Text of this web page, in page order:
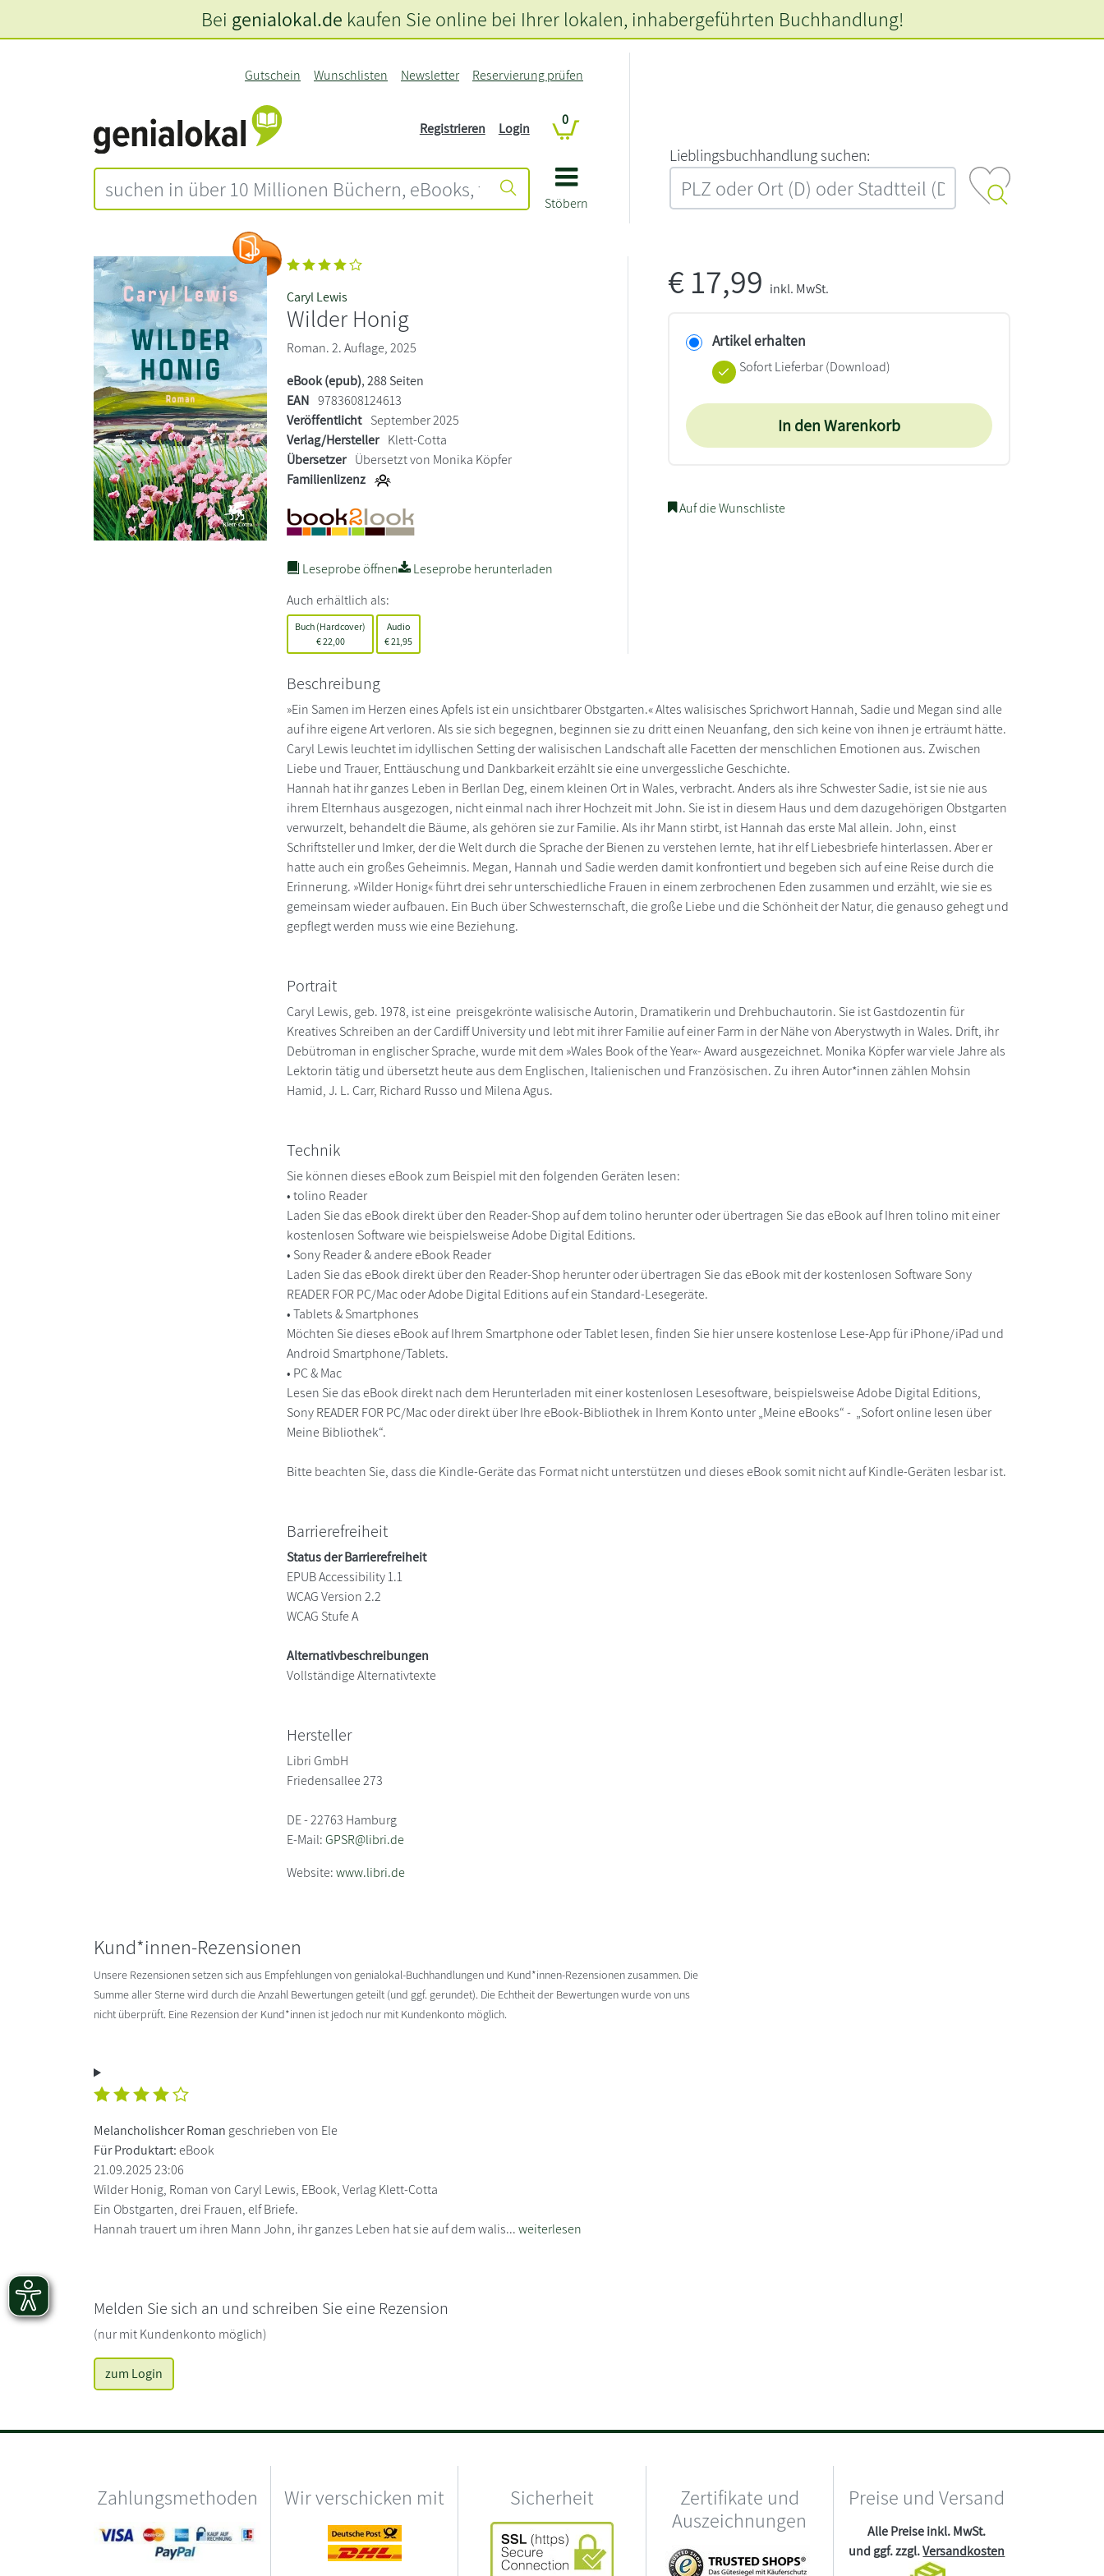
Stöbern
Gutschein Wunschlisten Newsletter Reservierung prüfen
Registrieren Login
0
L‍i‍e‍b‍l‍i‍n‍g‍s‍b‍u‍c‍h‍h‍a‍n‍d‍l‍u‍n‍g‍ ‍s‍u‍c‍h‍e‍n‍:‍
Bei genialokal.de kaufen Sie online bei Ihrer lokalen, inhabergeführten Buchhandlung!
Caryl Lewis
Wilder Honig
Roman. 2. Auflage, 2025
eBook (epub), 288 Seiten
EAN 9783608124613
Veröffentlicht September 2025
Verlag/Hersteller Klett-Cotta
Übersetzer Übersetzt von Monika Köpfer
Familienlizenz
Leseprobe öffnen
Leseprobe herunterladen
Auch erhältlich als:
Buch (Hardcover)
€22,00
Audio
€21,95
€17,99 inkl. MwSt.
Artikel erhalten
Sofort Lieferbar (Download)
In den Warenkorb
Auf die Wunschliste
Beschreibung
»Ein Samen im Herzen eines Apfels ist ein unsichtbarer Obstgarten.« Altes walisisches Sprichwort Hannah, Sadie und Megan sind alle
auf ihre eigene Art verloren. Als sie sich begegnen, beginnen sie zu dritt einen Neuanfang, den sich keine von ihnen je erträumt hätte.
Caryl Lewis leuchtet im idyllischen Setting der walisischen Landschaft alle Facetten der menschlichen Emotionen aus. Zwischen
Liebe und Trauer, Enttäuschung und Dankbarkeit erzählt sie eine unvergessliche Geschichte.
Hannah hat ihr ganzes Leben in Berllan Deg, einem kleinen Ort in Wales, verbracht. Anders als ihre Schwester Sadie, ist sie nie aus
ihrem Elternhaus ausgezogen, nicht einmal nach ihrer Hochzeit mit John. Sie ist in diesem Haus und dem dazugehörigen Obstgarten
verwurzelt, behandelt die Bäume, als gehören sie zur Familie. Als ihr Mann stirbt, ist Hannah das erste Mal allein. John, einst
Schriftsteller und Imker, der die Welt durch die Sprache der Bienen zu verstehen lernte, hat ihr elf Liebesbriefe hinterlassen. Aber er
hatte auch ein großes Geheimnis. Megan, Hannah und Sadie werden damit konfrontiert und begeben sich auf eine Reise durch die
Erinnerung. »Wilder Honig« führt drei sehr unterschiedliche Frauen in einem zerbrochenen Eden zusammen und erzählt, wie sie es
gemeinsam wieder aufbauen. Ein Buch über Schwesternschaft, die große Liebe und die Schönheit der Natur, die genauso gehegt und
gepflegt werden muss wie eine Beziehung.
Portrait
Caryl Lewis, geb. 1978, ist eine preisgekrönte walisische Autorin, Dramatikerin und Drehbuchautorin. Sie ist Gastdozentin für
Kreatives Schreiben an der Cardiff University und lebt mit ihrer Familie auf einer Farm in der Nähe von Aberystwyth in Wales. Drift, ihr
Debütroman in englischer Sprache, wurde mit dem »Wales Book of the Year«- Award ausgezeichnet. Monika Köpfer war viele Jahre als
Lektorin tätig und übersetzt heute aus dem Englischen, Italienischen und Französischen. Zu ihren Autor*innen zählen Mohsin
Hamid, J. L. Carr, Richard Russo und Milena Agus.
Technik
Sie können dieses eBook zum Beispiel mit den folgenden Geräten lesen:
• tolino Reader
Laden Sie das eBook direkt über den Reader-Shop auf dem tolino herunter oder übertragen Sie das eBook auf Ihren tolino mit einer
kostenlosen Software wie beispielsweise Adobe Digital Editions.
• Sony Reader & andere eBook Reader
Laden Sie das eBook direkt über den Reader-Shop herunter oder übertragen Sie das eBook mit der kostenlosen Software Sony
READER FOR PC/Mac oder Adobe Digital Editions auf ein Standard-Lesegeräte.
• Tablets & Smartphones
Möchten Sie dieses eBook auf Ihrem Smartphone oder Tablet lesen, finden Sie hier unsere kostenlose Lese-App für iPhone/iPad und
Android Smartphone/Tablets.
• PC & Mac
Lesen Sie das eBook direkt nach dem Herunterladen mit einer kostenlosen Lesesoftware, beispielsweise Adobe Digital Editions,
Sony READER FOR PC/Mac oder direkt über Ihre eBook-Bibliothek in Ihrem Konto unter „Meine eBooks“ - „Sofort online lesen über
Meine Bibliothek“.
Bitte beachten Sie, dass die Kindle-Geräte das Format nicht unterstützen und dieses eBook somit nicht auf Kindle-Geräten lesbar ist.
Barrierefreiheit
Status der Barrierefreiheit
EPUB Accessibility 1.1
WCAG Version 2.2
WCAG Stufe A
Alternativbeschreibungen
Vollständige Alternativtexte
Hersteller
Libri GmbH
Friedensallee 273
DE - 22763 Hamburg
E-Mail:GPSR@libri.de
Website:www.libri.de
Kund*innen-Rezensionen
Unsere Rezensionen setzen sich aus Empfehlungen von genialokal-Buchhandlungen und Kund*innen-Rezensionen zusammen. Die
Summe aller Sterne wird durch die Anzahl Bewertungen geteilt (und ggf. gerundet). Die Echtheit der Bewertungen wurde von uns
nicht überprüft. Eine Rezension der Kund*innen ist jedoch nur mit Kundenkonto möglich.
Melancholishcer Roman geschrieben von Ele
Für Produktart:eBook
21.09.2025 23:06
Wilder Honig, Roman von Caryl Lewis, EBook, Verlag Klett-Cotta
Ein Obstgarten, drei Frauen, elf Briefe.
Hannah trauert um ihren Mann John, ihr ganzes Leben hat sie auf dem walis...weiterlesen
Melden Sie sich an und schreiben Sie eine Rezension
(nur mit Kundenkonto möglich)
zum Login
Zahlungsmethoden Wir verschicken mit Sicherheit
Zertifikate und
Auszeichnungen
Preise und Versand
Alle Preise inkl. MwSt.
und ggf. zzgl.Versandkosten